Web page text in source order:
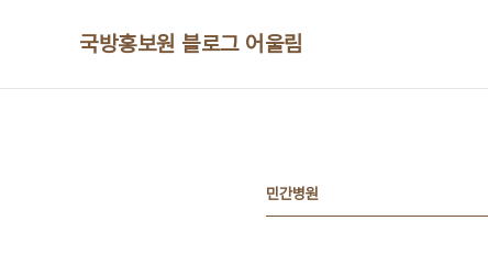
국방홍보원 블로그 어울림
민간병원